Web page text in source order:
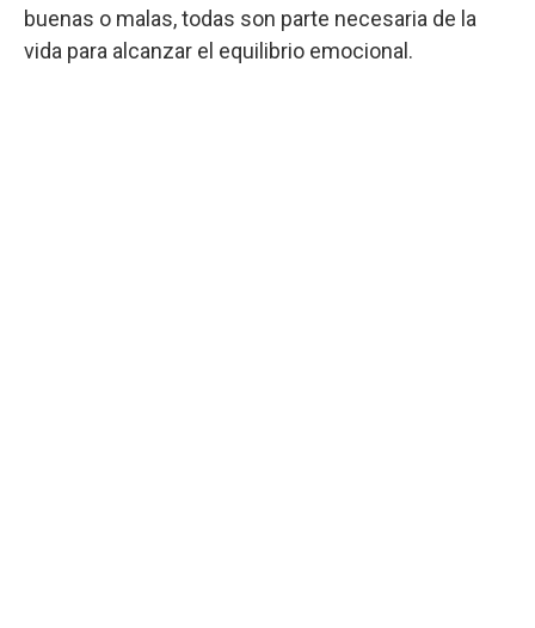
buenas o malas, todas son parte necesaria de la
vida para alcanzar el equilibrio emocional.